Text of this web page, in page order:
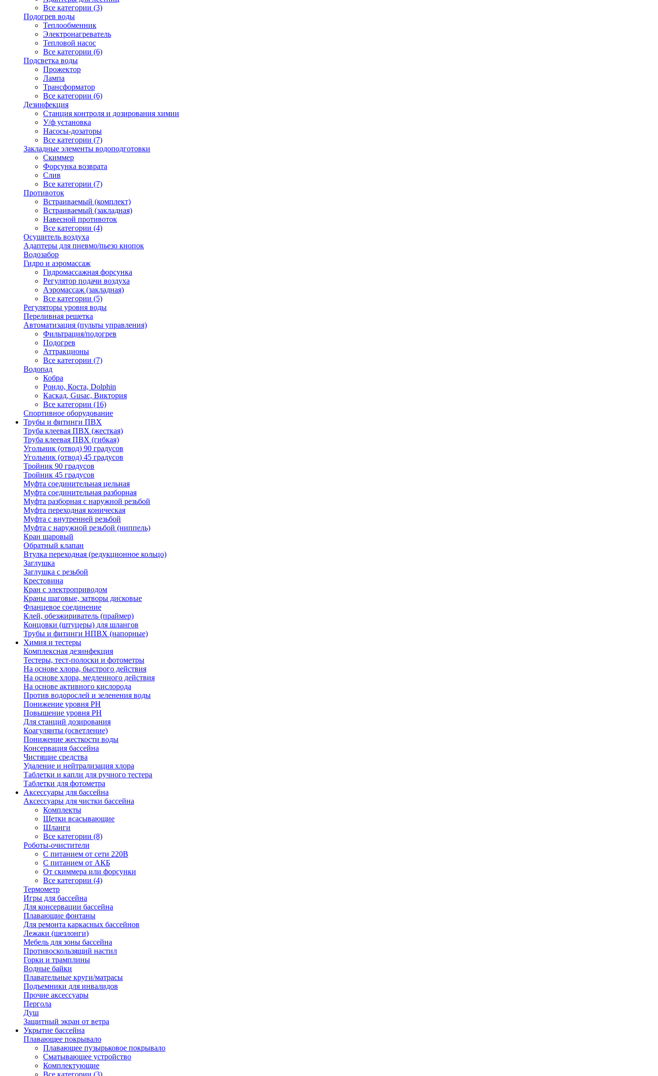
Все категории (3)
Подогрев воды
Теплообменник
Электронагреватель
Тепловой насос
Все категории (6)
Подсветка воды
Прожектор
Лампа
Трансформатор
Все категории (6)
Дезинфекция
Станция контроля и дозирования химии
У/ф установка
Насосы-дозаторы
Все категории (7)
Закладные элементы водоподготовки
Скиммер
Форсунка возврата
Слив
Все категории (7)
Противоток
Встраиваемый (комплект)
Встраиваемый (закладная)
Навесной противоток
Все категории (4)
Осушитель воздуха
Адаптеры для пневмо/пьезо кнопок
Водозабор
Гидро и аэромассаж
Гидромассажная форсунка
Регулятор подачи воздуха
Аэромассаж (закладная)
Все категории (5)
Регуляторы уровня воды
Переливная решетка
Автоматизация (пульты управления)
Фильтрация/подогрев
Подогрев
Аттракционы
Все категории (7)
Водопад
Кобра
Рондо, Коста, Dolphin
Каскад, Gusac, Виктория
Все категории (16)
Спортивное оборудование
Трубы и фитинги ПВХ
Труба клеевая ПВХ (жесткая)
Труба клеевая ПВХ (гибкая)
Угольник (отвод) 90 градусов
Угольник (отвод) 45 градусов
Тройник 90 градусов
Тройник 45 градусов
Муфта соединительная цельная
Муфта соединительная разборная
Муфта разборная с наружной резьбой
Муфта переходная коническая
Муфта с внутренней резьбой
Муфта с наружной резьбой (ниппель)
Кран шаровый
Обратный клапан
Втулка переходная (редукционное кольцо)
Заглушка
Заглушка с резьбой
Крестовина
Кран с электроприводом
Краны шаговые, затворы дисковые
Фланцевое соединение
Клей, обезжириватель (праймер)
Концовки (штуцеры) для шлангов
Трубы и фитинги НПВХ (напорные)
Химия и тестеры
Комплексная дезинфекция
Тестеры, тест-полоски и фотометры
На основе хлора, быстрого действия
На основе хлора, медленного действия
На основе активного кислорода
Против водорослей и зеленения воды
Понижение уровня РН
Повышение уровня РН
Для станций дозирования
Коагулянты (осветление)
Понижение жесткости воды
Консервация бассейна
Чистящие средства
Удаление и нейтрализация хлора
Таблетки и капли для ручного тестера
Таблетки для фотометра
Аксессуары для бассейна
Аксессуары для чистки бассейна
Комплекты
Щетки всасывающие
Шланги
Все категории (8)
Роботы-очистители
С питанием от сети 220В
С питанием от АКБ
От скиммера или форсунки
Все категории (4)
Термометр
Игры для бассейна
Для консервации бассейна
Плавающие фонтаны
Для ремонта каркасных бассейнов
Лежаки (шезлонги)
Мебель для зоны бассейна
Противоскользящий настил
Горки и трамплины
Водные байки
Плавательные круги/матрасы
Подъемники для инвалидов
Прочие аксессуары
Пергола
Душ
Защитный экран от ветра
Укрытие бассейна
Плавающее покрывало
Плавающее пузырьковое покрывало
Сматывающее устройство
Комплектующие
Все категории (3)